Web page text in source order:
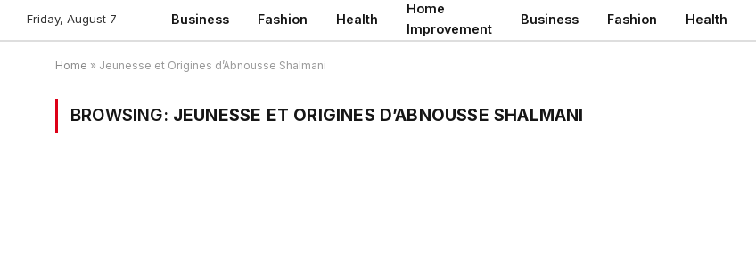
Friday, August 7 Business Fashion Health
Home
Improvement
Business Fashion Health
Home » Jeunesse et Origines d’Abnousse Shalmani
BROWSING: JEUNESSE ET ORIGINES D’ABNOUSSE SHALMANI